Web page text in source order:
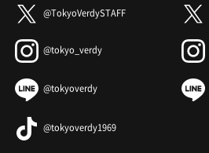
@TokyoVerdySTAFF
@tokyo_verdy
@tokyoverdy
@tokyoverdy1969